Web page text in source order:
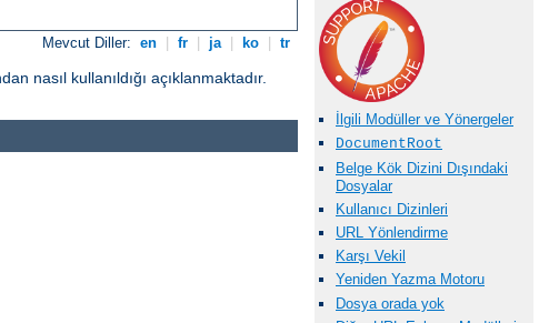
Mevcut Diller: en fr ja ko tr
nasıl kullanıldığı açıklanmaktadır.
İlgili Modüller ve Yönergeler
DocumentRoot
Belge Kök Dizini Dışındaki
Dosyalar
Kullanıcı Dizinleri
URL Yönlendirme
Karşı Vekil
Yeniden Yazma Motoru
Dosya orada yok